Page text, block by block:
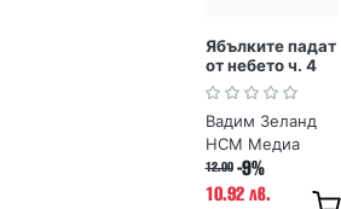
Ябълките падат
от небето ч. 4
Транссърфинг
на реалността
Вадим Зеланд
НСМ Медиа
12.00 -9%
10.92 лв.